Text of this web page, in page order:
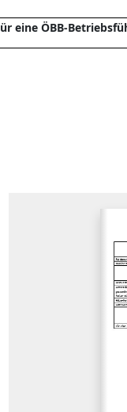
eine ÖBB-